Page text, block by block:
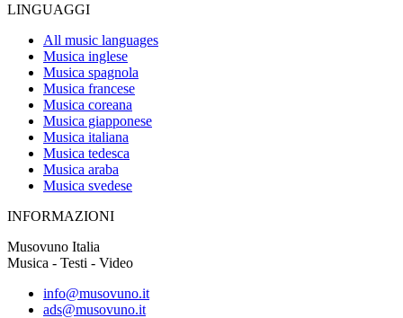
LINGUAGGI
All music languages
Musica inglese
Musica spagnola
Musica francese
Musica coreana
Musica giapponese
Musica italiana
Musica tedesca
Musica araba
Musica svedese
INFORMAZIONI
Musovuno Italia
Musica - Testi - Video
info@musovuno.it
ads@musovuno.it